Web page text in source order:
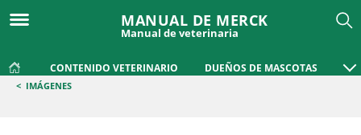
MANUAL DE MERCK
Manual de veterinaria
CONTENIDO VETERINARIO DUEÑOS DE MASCOTAS
< IMÁGENES